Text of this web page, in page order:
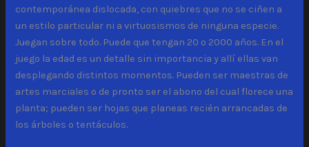
contemporánea dislocada, con quiebres que no se ciñen a
un estilo particular ni a virtuosismos de ninguna especie.
Juegan sobre todo. Puede que tengan 20 o 2000 años. En el
juego la edad es un detalle sin importancia y allí ellas van
desplegando distintos momentos. Pueden ser maestras de
artes marciales o de pronto ser el abono del cual florece una
planta; pueden ser hojas que planeas recién arrancadas de
los árboles o tentáculos.